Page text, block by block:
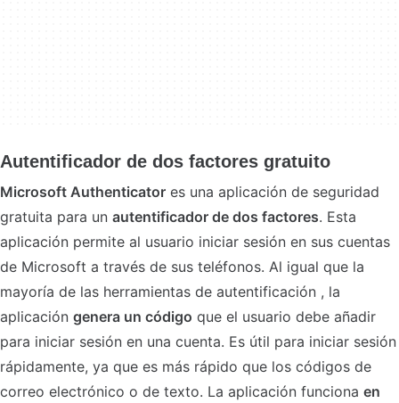
Autentificador de dos factores gratuito
Microsoft Authenticator es una aplicación de seguridad
gratuita para un autentificador de dos factores. Esta
aplicación permite al usuario iniciar sesión en sus cuentas
de Microsoft a través de sus teléfonos. Al igual que la
mayoría de las herramientas de autentificación , la
aplicación genera un código que el usuario debe añadir
para iniciar sesión en una cuenta. Es útil para iniciar sesión
rápidamente, ya que es más rápido que los códigos de
correo electrónico o de texto. La aplicación funciona en